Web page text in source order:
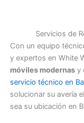
Servicios de
Con un equipo
y expertos en White
móviles modernas y
servicio técnico en
solucionar su avería
sea su ubicación en